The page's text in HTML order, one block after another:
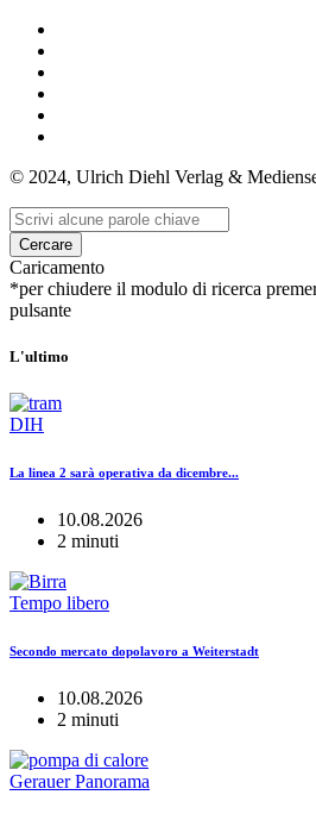
© 2024, Ulrich Diehl Verlag &
Cercare
Caricamento
*per chiudere il modulo di ricerca
pulsante
L'ultimo
DIH
La linea 2 sarà operativa da dicembre...
10.08.2026
2 minuti
Tempo libero
Secondo mercato dopolavoro a Weiterstadt
10.08.2026
2 minuti
Gerauer Panorama